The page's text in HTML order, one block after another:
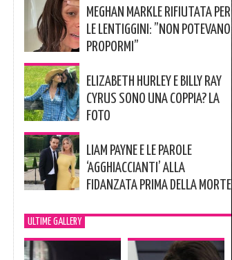
MEGHAN MARKLE RIFIUTATA PER
LE LENTIGGINI: ”NON POTEVANO
PROPORMI”
ELIZABETH HURLEY E BILLY RAY
CYRUS SONO UNA COPPIA? LA
FOTO
LIAM PAYNE E LE PAROLE
‘AGGHIACCIANTI’ ALLA
FIDANZATA PRIMA DELLA MORTE
ULTIME GALLERY